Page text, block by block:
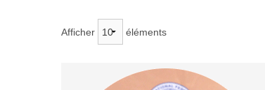
Afficher éléments